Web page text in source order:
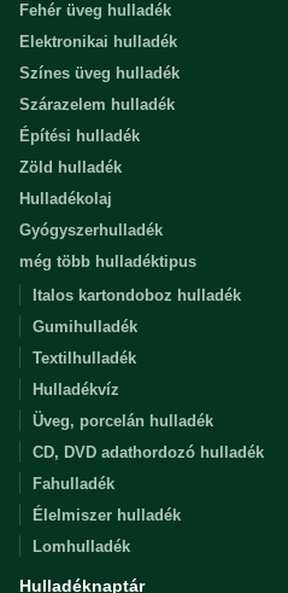
Fehér üveg hulladék
Elektronikai hulladék
Színes üveg hulladék
Szárazelem hulladék
Építési hulladék
Zöld hulladék
Hulladékolaj
Gyógyszerhulladék
még több hulladéktipus
Italos kartondoboz hulladék
Gumihulladék
Textilhulladék
Hulladékvíz
Üveg, porcelán hulladék
CD, DVD adathordozó hulladék
Fahulladék
Élelmiszer hulladék
Lomhulladék
Hulladéknaptár